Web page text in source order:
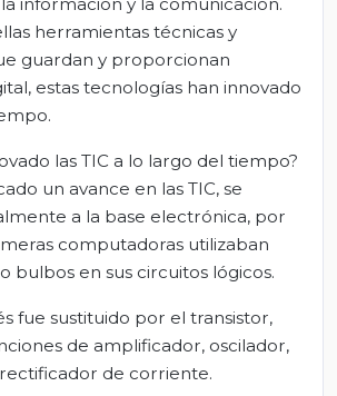
herramientas técnicas y
guardan y proporcionan
estas tecnologías han innovado
las TIC a lo largo del tiempo?
un avance en las TIC, se
a la base electrónica, por
computadoras utilizaban
bulbos en sus circuitos lógicos.
fue sustituido por el transistor,
de amplificador, oscilador,
de corriente.